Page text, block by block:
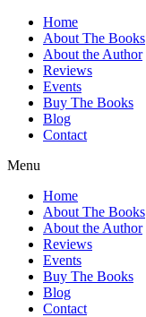
Home
About The Books
About the Author
Reviews
Events
Buy The Books
Blog
Contact
Menu
Home
About The Books
About the Author
Reviews
Events
Buy The Books
Blog
Contact